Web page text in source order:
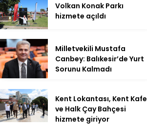
Volkan Konak Parkı
hizmete açıldı
Milletvekili Mustafa
Canbey: Balıkesir’de Yurt
Sorunu Kalmadı
Kent Lokantası, Kent Kafe
ve Halk Çay Bahçesi
hizmete giriyor